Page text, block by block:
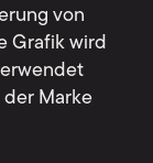
von
Grafik wird
Marke